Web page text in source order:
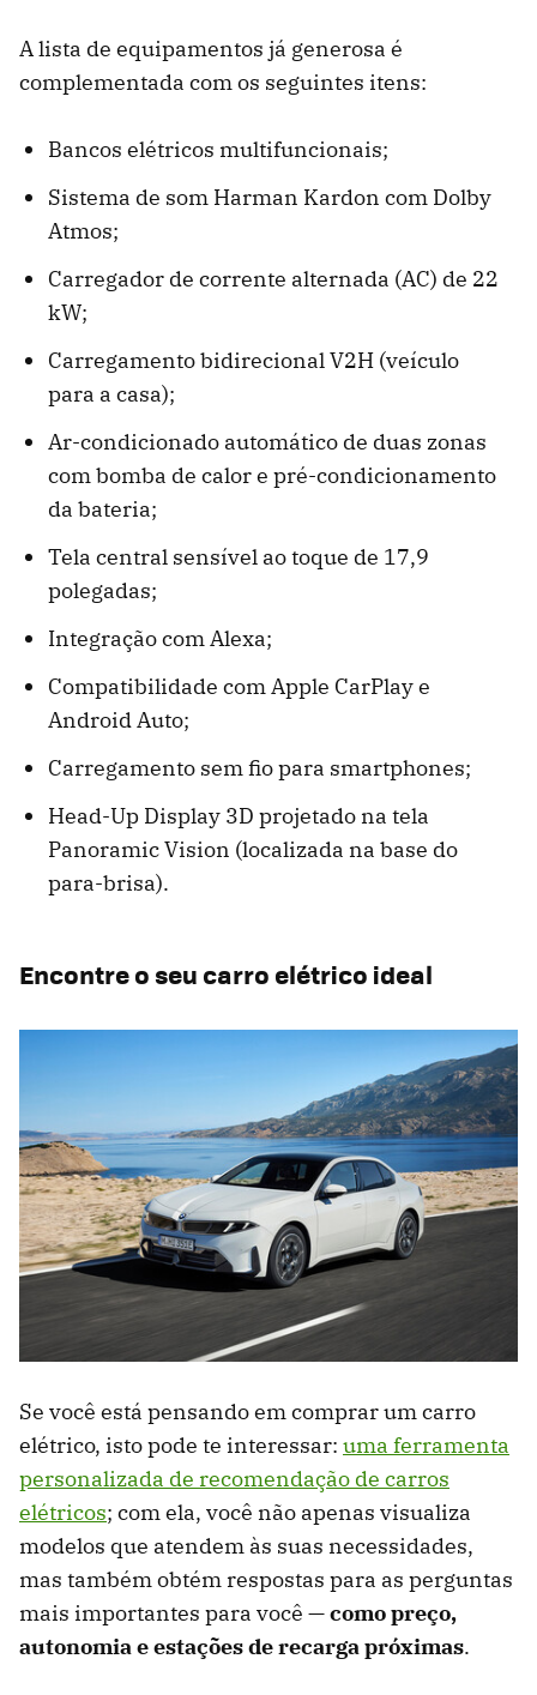
A lista de equipamentos já generosa é
complementada com os seguintes itens:
Bancos elétricos multifuncionais;
Sistema de som Harman Kardon com Dolby
Atmos;
Carregador de corrente alternada (AC) de 22
kW;
Carregamento bidirecional V2H (veículo
para a casa);
Ar-condicionado automático de duas zonas
com bomba de calor e pré-condicionamento
da bateria;
Tela central sensível ao toque de 17,9
polegadas;
Integração com Alexa;
Compatibilidade com Apple CarPlay e
Android Auto;
Carregamento sem fio para smartphones;
Head-Up Display 3D projetado na tela
Panoramic Vision (localizada na base do
para-brisa).
Encontre o seu carro elétrico ideal
Se você está pensando em comprar um carro
elétrico, isto pode te interessar: uma ferramenta
personalizada de recomendação de carros
elétricos; com ela, você não apenas visualiza
modelos que atendem às suas necessidades,
mas também obtém respostas para as perguntas
mais importantes para você —como preço,
autonomia e estações de recarga próximas.